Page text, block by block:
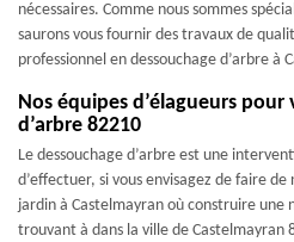
nécessaires. Comme nous sommes
saurons vous fournir des travaux de
professionnel en dessouchage d’arbre à
Nos équipes d’élagueurs
d’arbre 82210
Le dessouchage d’arbre est une
d’effectuer, si vous envisagez de faire
jardin à Castelmayran où construire une
trouvant à dans la ville de Castelmayran